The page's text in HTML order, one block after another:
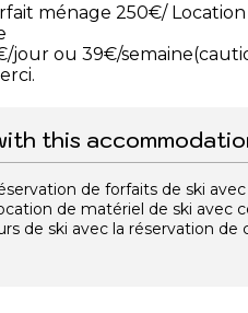
ménage 250€/ Location
jour ou 39€/
this
de forfaits de ski
de matériel de ski avec
de ski avec la réservation